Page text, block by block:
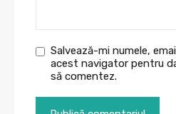
Salvează-mi numele,
acest navigator pentru
să comentez.